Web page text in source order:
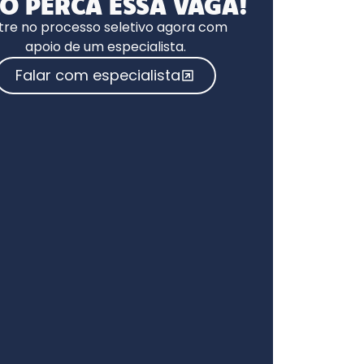
no processo seletivo agora com
apoio de um especialista.
Falar com especialista